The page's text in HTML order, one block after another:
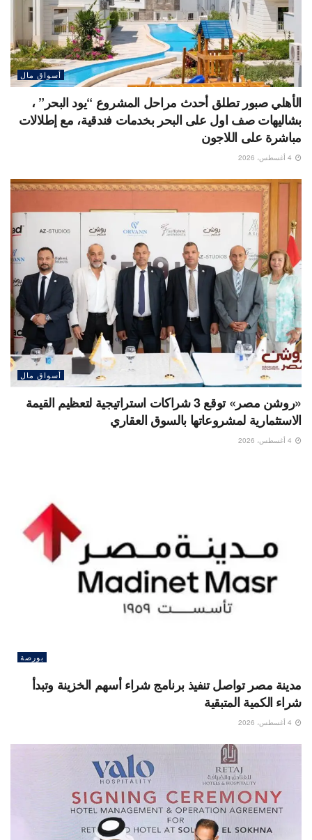
أسواق مال
الأهلي صبور تطلق أحدث مراحل المشروع “يود البحر” ،
بشاليهات صف اول على البحر بخدمات فندقية، مع إطلالات
مباشرة على اللاجون
أسواق مال
«روشن مصر» توقع 3 شراكات استراتيجية لتعظيم القيمة
الاستثمارية لمشروعاتها بالسوق العقاري
بورصة
مدينة مصر تواصل تنفيذ برنامج شراء أسهم الخزينة وتبدأ
شراء الكمية المتبقية